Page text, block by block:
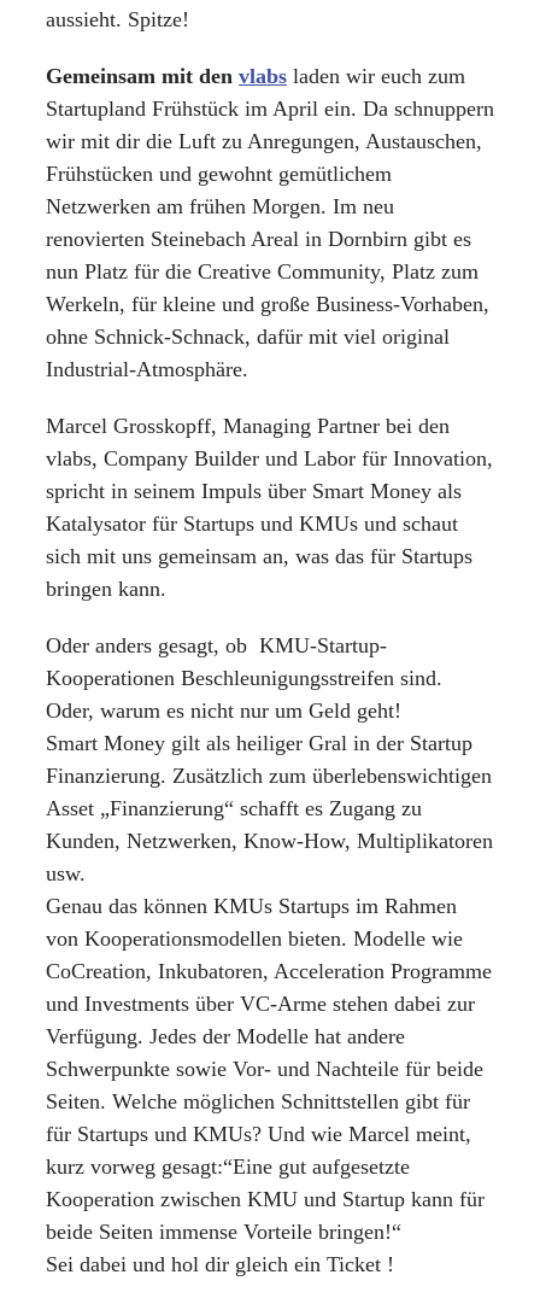
aussieht. Spitze!
Gemeinsam mit den vlabs laden wir euch zum
Startupland Frühstück im April ein. Da schnuppern
wir mit dir die Luft zu Anregungen, Austauschen,
Frühstücken und gewohnt gemütlichem
Netzwerken am frühen Morgen. Im neu
renovierten Steinebach Areal in Dornbirn gibt es
nun Platz für die Creative Community, Platz zum
Werkeln, für kleine und große Business-Vorhaben,
ohne Schnick-Schnack, dafür mit viel original
Industrial-Atmosphäre.
Marcel Grosskopff, Managing Partner bei den
vlabs, Company Builder und Labor für Innovation,
spricht in seinem Impuls über Smart Money als
Katalysator für Startups und KMUs und schaut
sich mit uns gemeinsam an, was das für Startups
bringen kann.
Oder anders gesagt, ob KMU-Startup-
Kooperationen Beschleunigungsstreifen sind.
Oder, warum es nicht nur um Geld geht!
Smart Money gilt als heiliger Gral in der Startup
Finanzierung. Zusätzlich zum überlebenswichtigen
Asset „Finanzierung“ schafft es Zugang zu
Kunden, Netzwerken, Know-How, Multiplikatoren
usw.
Genau das können KMUs Startups im Rahmen
von Kooperationsmodellen bieten. Modelle wie
CoCreation, Inkubatoren, Acceleration Programme
und Investments über VC-Arme stehen dabei zur
Verfügung. Jedes der Modelle hat andere
Schwerpunkte sowie Vor- und Nachteile für beide
Seiten. Welche möglichen Schnittstellen gibt für
für Startups und KMUs? Und wie Marcel meint,
kurz vorweg gesagt:“Eine gut aufgesetzte
Kooperation zwischen KMU und Startup kann für
beide Seiten immense Vorteile bringen!“
Sei dabei und hol dir gleich ein Ticket !